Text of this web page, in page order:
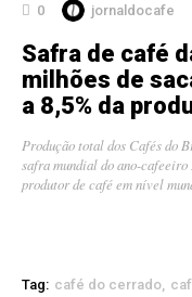
0 jornaldocafe
Safra de café
milhões de
a 8,5% da
Produção total dos Cafés do
safra mundial do ano-
produtor de café em nível
Tag: café do cerrado